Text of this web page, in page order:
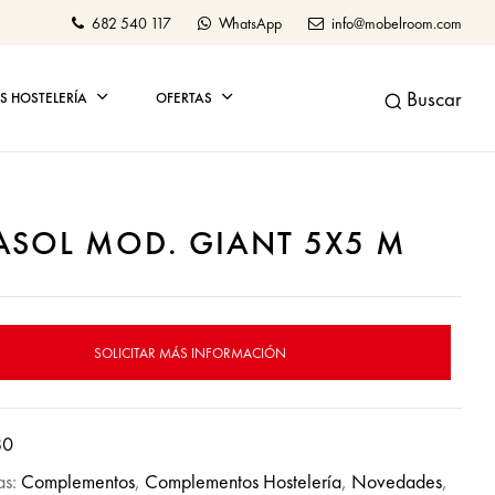
682 540 117 WhatsApp info@mobelroom.com
HOSTELERÍA OFERTAS Buscar
MOD. GIANT 5X5 M
SOLICITAR MÁS INFORMACIÓN
Complementos, Complementos Hostelería, Novedades,